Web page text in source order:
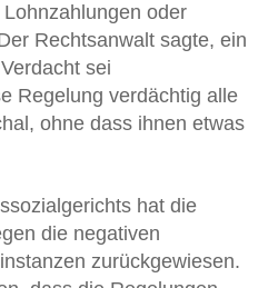
oder
Rechtsanwalt sagte, ein
sei
Regelung verdächtig alle
ohne dass ihnen etwas
hat die
die negativen
zurückgewiesen.